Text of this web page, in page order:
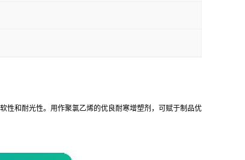
性和耐光性。用作聚氯乙烯的优良耐寒增塑剂，可赋于制品优